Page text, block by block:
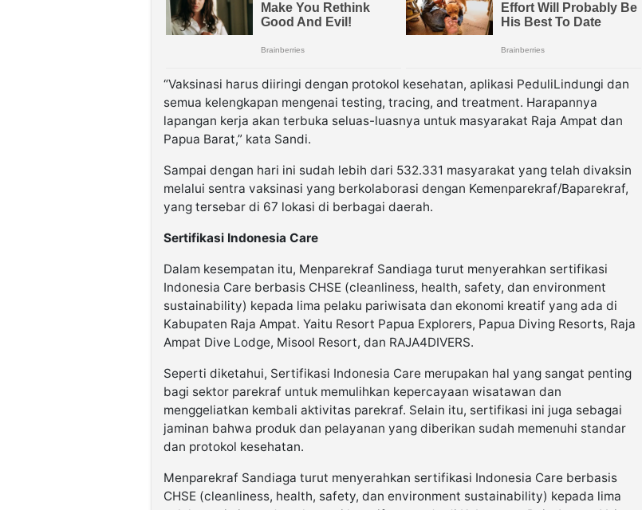
“Vaksinasi harus diiringi dengan protokol kesehatan, aplikasi PeduliLindungi dan
semua kelengkapan mengenai testing, tracing, and treatment. Harapannya
lapangan kerja akan terbuka seluas-luasnya untuk masyarakat Raja Ampat dan
Papua Barat,” kata Sandi.
Sampai dengan hari ini sudah lebih dari 532.331 masyarakat yang telah divaksin
melalui sentra vaksinasi yang berkolaborasi dengan Kemenparekraf/Baparekraf,
yang tersebar di 67 lokasi di berbagai daerah.
Sertifikasi Indonesia Care
Dalam kesempatan itu, Menparekraf Sandiaga turut menyerahkan sertifikasi
Indonesia Care berbasis CHSE (cleanliness, health, safety, dan environment
sustainability) kepada lima pelaku pariwisata dan ekonomi kreatif yang ada di
Kabupaten Raja Ampat. Yaitu Resort Papua Explorers, Papua Diving Resorts, Raja
Ampat Dive Lodge, Misool Resort, dan RAJA4DIVERS.
Seperti diketahui, Sertifikasi Indonesia Care merupakan hal yang sangat penting
bagi sektor parekraf untuk memulihkan kepercayaan wisatawan dan
menggeliatkan kembali aktivitas parekraf. Selain itu, sertifikasi ini juga sebagai
jaminan bahwa produk dan pelayanan yang diberikan sudah memenuhi standar
dan protokol kesehatan.
Menparekraf Sandiaga turut menyerahkan sertifikasi Indonesia Care berbasis
CHSE (cleanliness, health, safety, dan environment sustainability) kepada lima